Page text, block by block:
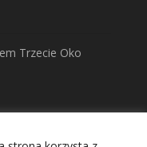
Trzecie Oko
Trzecie